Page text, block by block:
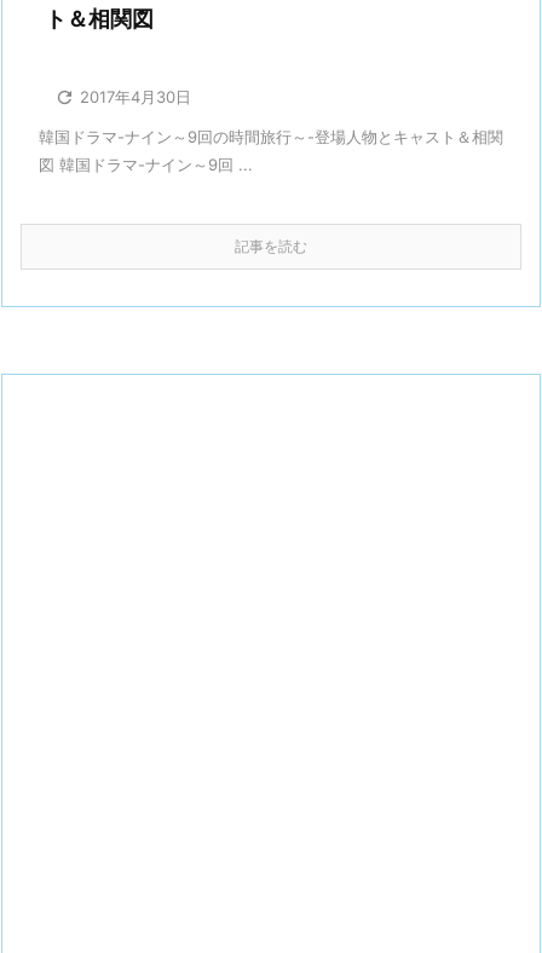
ト＆相関図
 2017年4月30日
韓国ドラマ-ナイン～9回の時間旅行～-登場人物とキャスト＆相関
図 韓国ドラマ-ナイン～9回 ...
記事を読む